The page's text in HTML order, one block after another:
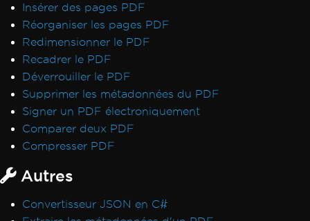
Extraction de texte hors ordre
Validation de licence ASP.NET Web Forms
Conformité PDF/UA
Transparence et couleur dans PDF-to-Image
Surveiller la mémoire dans Linux/WSL
Insérer des pages PDF
Réorganiser les pages PDF
Redimensionner le PDF
Recadrer le PDF
Déverrouiller le PDF
Supprimer les métadonnées du PDF
Signer un PDF électroniquement
Comparer deux PDF
Compresser PDF
Autres
Convertisseur JSON en C#